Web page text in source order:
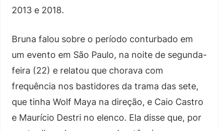
2013 e 2018.
Bruna falou sobre o período conturbado em
um evento em São Paulo, na noite de segunda-
feira (22) e relatou que chorava com
frequência nos bastidores da trama das sete,
que tinha Wolf Maya na direção, e Caio Castro
e Maurício Destri no elenco. Ela disse que, por